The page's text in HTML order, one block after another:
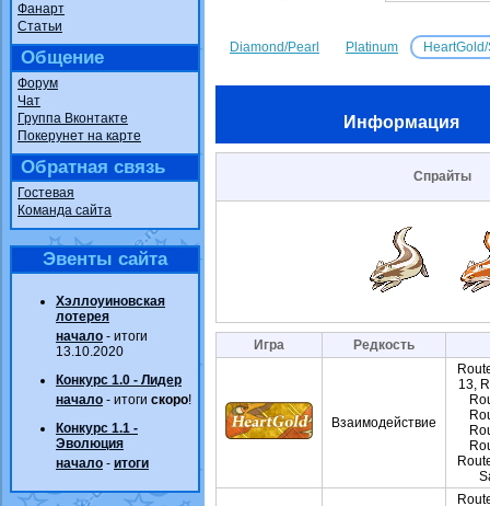
Фанарт
Статьи
Общение
Форум
Чат
Группа Вконтакте
Покерунет на карте
Обратная связь
Гостевая
Команда сайта
Эвенты сайта
Хэллоуиновская
лотерея
начало - итоги
13.10.2020
Конкурс 1.0 - Лидер
начало - итоги скоро!
Конкурс 1.1 -
Эволюция
начало - итоги
Diamond/Pearl Platinum
Информация
Спрайты
Игра Редкость
Взаимодействие
13,